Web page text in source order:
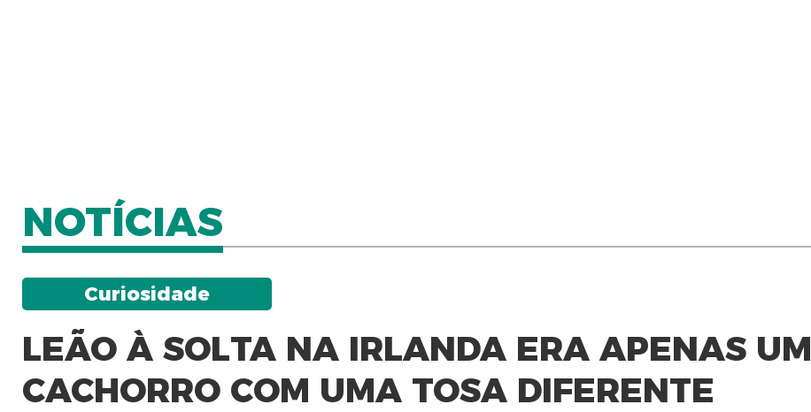
NOTÍCIAS
Curiosidade
LEÃO À SOLTA NA IRLANDA ERA APENAS UM
CACHORRO COM UMA TOSA DIFERENTE